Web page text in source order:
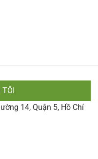
14, Quận 5, Hồ Chí